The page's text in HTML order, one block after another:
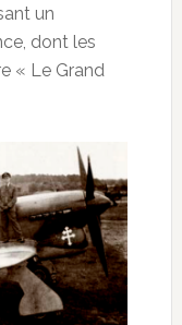
un
dont les
« Le Grand